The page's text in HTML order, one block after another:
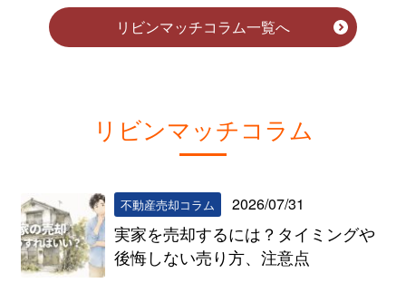
リビンマッチコラム一覧へ
リビンマッチコラム
不動産売却コラム 2026/07/31
実家を売却するには？タイミングや
後悔しない売り方、注意点